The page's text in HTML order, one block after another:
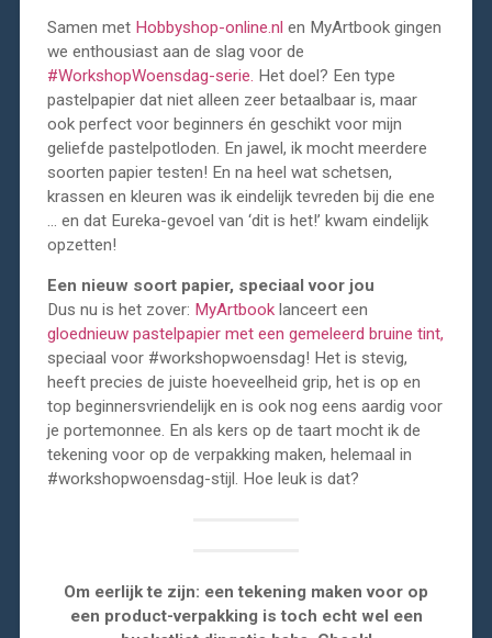
Samen met Hobbyshop-online.nl en MyArtbook gingen
we enthousiast aan de slag voor de
#WorkshopWoensdag-serie. Het doel? Een type
pastelpapier dat niet alleen zeer betaalbaar is, maar
ook perfect voor beginners én geschikt voor mijn
geliefde pastelpotloden. En jawel, ik mocht meerdere
soorten papier testen! En na heel wat schetsen,
krassen en kleuren was ik eindelijk tevreden bij die ene
… en dat Eureka-gevoel van ‘dit is het!’ kwam eindelijk
opzetten!
Een nieuw soort papier, speciaal voor jou
Dus nu is het zover: MyArtbooklanceert een
gloednieuw pastelpapier met een gemeleerd bruine tint,
speciaal voor #workshopwoensdag! Het is stevig,
heeft precies de juiste hoeveelheid grip, het is op en
top beginnersvriendelijk en is ook nog eens aardig voor
je portemonnee. En als kers op de taart mocht ik de
tekening voor op de verpakking maken, helemaal in
#workshopwoensdag-stijl. Hoe leuk is dat?
Om eerlijk te zijn: een tekening maken voor op
een product-verpakking is toch echt wel een